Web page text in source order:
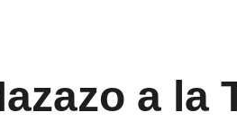
a la